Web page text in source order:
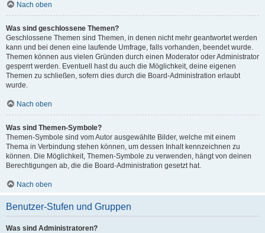
Nach oben
Was sind geschlossene Themen?
Geschlossene Themen sind Themen, in denen nicht mehr geantwortet werden
kann und bei denen eine laufende Umfrage, falls vorhanden, beendet wurde.
Themen können aus vielen Gründen durch einen Moderator oder Administrator
gesperrt werden. Eventuell hast du auch die Möglichkeit, deine eigenen
Themen zu schließen, sofern dies durch die Board-Administration erlaubt
wurde.
Nach oben
Was sind Themen-Symbole?
Themen-Symbole sind vom Autor ausgewählte Bilder, welche mit einem
Thema in Verbindung stehen können, um dessen Inhalt kennzeichnen zu
können. Die Möglichkeit, Themen-Symbole zu verwenden, hängt von deinen
Berechtigungen ab, die die Board-Administration gesetzt hat.
Nach oben
Benutzer-Stufen und Gruppen
Was sind Administratoren?